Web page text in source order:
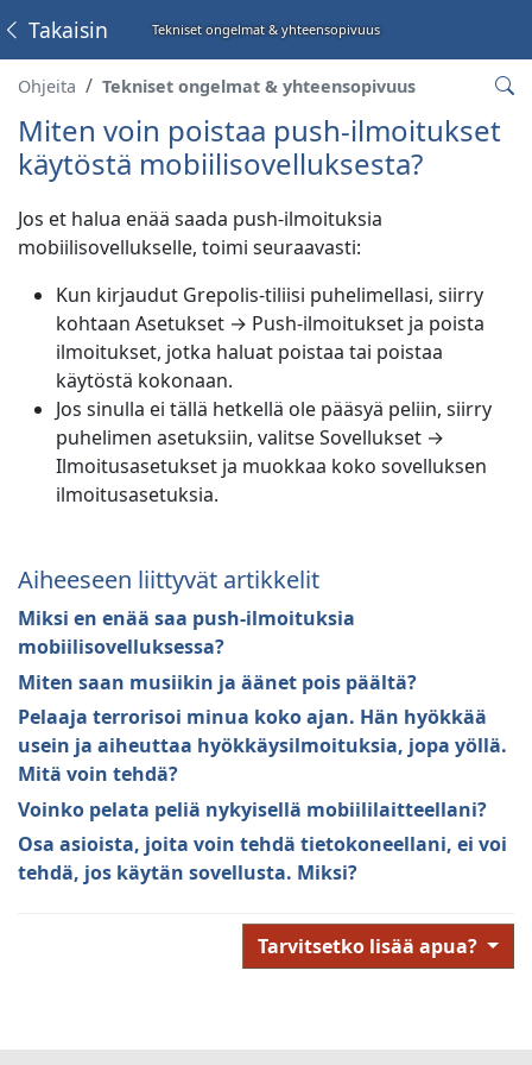
Tekniset ongelmat & yhteensopivuus
Takaisin
Ohjeita Tekniset ongelmat & yhteensopivuus
Miten voin poistaa push-ilmoitukset
käytöstä mobiilisovelluksesta?
Jos et halua enää saada push-ilmoituksia
mobiilisovellukselle, toimi seuraavasti:
Kun kirjaudut Grepolis-tiliisi puhelimellasi, siirry
kohtaan Asetukset → Push-ilmoitukset ja poista
ilmoitukset, jotka haluat poistaa tai poistaa
käytöstä kokonaan.
Jos sinulla ei tällä hetkellä ole pääsyä peliin, siirry
puhelimen asetuksiin, valitse Sovellukset →
Ilmoitusasetukset ja muokkaa koko sovelluksen
ilmoitusasetuksia.
Aiheeseen liittyvät artikkelit
Miksi en enää saa push-ilmoituksia
mobiilisovelluksessa?
Miten saan musiikin ja äänet pois päältä?
Pelaaja terrorisoi minua koko ajan. Hän hyökkää
usein ja aiheuttaa hyökkäysilmoituksia, jopa yöllä.
Mitä voin tehdä?
Voinko pelata peliä nykyisellä mobiililaitteellani?
Osa asioista, joita voin tehdä tietokoneellani, ei voi
tehdä, jos käytän sovellusta. Miksi?
Tarvitsetko lisää apua?